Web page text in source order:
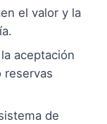
el valor y la
aceptación
reservas
de